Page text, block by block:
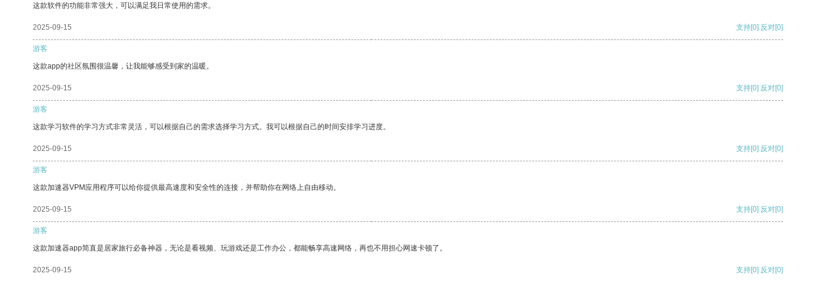
这款软件的功能非常强大，可以满足我日常使用的需求。
2025-09-15 支持[0] 反对[0]
游客
这款app的社区氛围很温馨，让我能够感受到家的温暖。
2025-09-15 支持[0] 反对[0]
游客
这款学习软件的学习方式非常灵活，可以根据自己的需求选择学习方式。我可以根据自己的时间安排学习进度。
2025-09-15 支持[0] 反对[0]
游客
这款加速器VPM应用程序可以给你提供最高速度和安全性的连接，并帮助你在网络上自由移动。
2025-09-15 支持[0] 反对[0]
游客
这款加速器app简直是居家旅行必备神器，无论是看视频、玩游戏还是工作办公，都能畅享高速网络，再也不用担心网速卡顿了。
2025-09-15 支持[0] 反对[0]